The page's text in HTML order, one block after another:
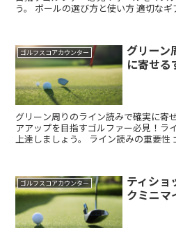
う。 ボールの選び方と使い方 適切な
ゴルフスコアカウンター
グリーン
に寄せる
グリーン周りのライン読みで確実に寄
アアップを目指すゴルファー必見！ラ
上達しましょう。 ライン読みの重要性
ゴルフスコアカウンター
ティショ
クミニマ